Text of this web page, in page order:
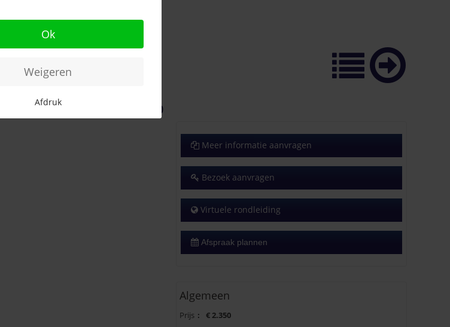
€ 2.350
Meer informatie aanvragen
Bezoek aanvragen
Virtuele rondleiding
Afspraak plannen
Algemeen
Prijs :
€ 2.350
Ok
Weigeren
Afdruk